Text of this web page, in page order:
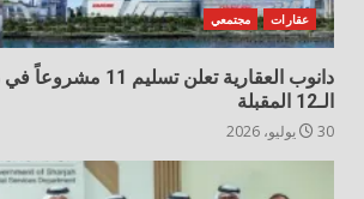
عقارات مجتمعي
دانوب العقارية تعلن
الـ12 المقبلة
30 يوليو، 2026